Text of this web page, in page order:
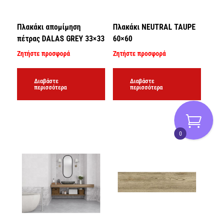
Πλακάκι απομίμηση
πέτρας DALAS GREY 33×33
Ζητήστε προσφορά
Διαβάστε
περισσότερα
Πλακάκι NEUTRAL TAUPE
60×60
Ζητήστε προσφορά
Διαβάστε
περισσότερα
0